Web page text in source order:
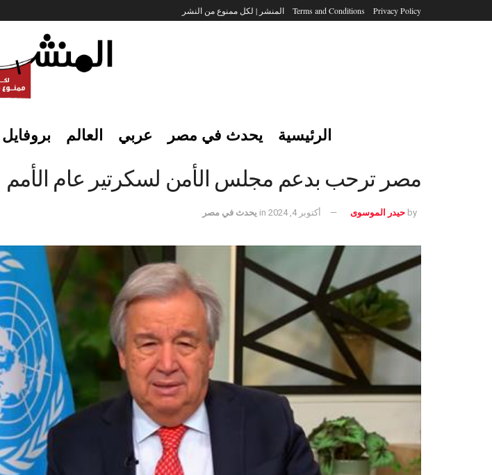
Privacy Policy
Terms and Conditions المنشر | لكل ممنوع من النشر
الرئيسية يحدث في مصر عربي العالم بروفايل
مصر ترحب بدعم مجلس الأمن لسكرتير عام الأمم
by حيدر الموسوى أكتوبر 4, 2024 in يحدث في مصر